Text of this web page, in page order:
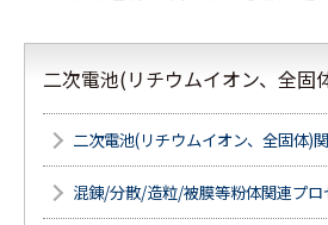
二次電池(リチウムイオン、全固
二次電池(リチウムイオン、全固体)
混錬/分散/造粒/被膜等粉体関連プロ